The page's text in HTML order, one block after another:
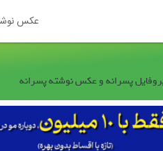
عکس
پسرانه و عکس نوشته پسرانه